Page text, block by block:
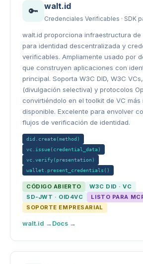
🔑 walt.id
Credenciales Verificables · SDK
walt.id proporciona infraestructura de
para identidad descentralizada y
verificables. Ampliamente usado por
que construyen aplicaciones con
principal. Soporta W3C DID, W3C
(divulgación selectiva) y protocolos
convirtiéndolo en el toolkit de VC más
disponible. Excelente para envolver
flujos de verificación de identidad.
did.create(method)
vc.issue(credential_data)
vc.verify(presentation)
wallet.present_credentials()
CÓDIGO ABIERTO
W3C DID · VC
SD-JWT · OID4VC
LISTO PARA
SOPORTE EMPRESARIAL
walt.id → Docs →